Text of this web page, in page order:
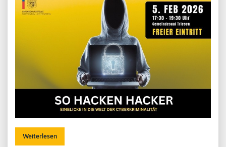
Weiterlesen